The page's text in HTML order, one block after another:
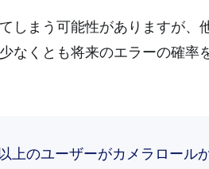
しまう可能性がありますが、
なくとも将来のエラーの確率
上のユーザーがカメラロール